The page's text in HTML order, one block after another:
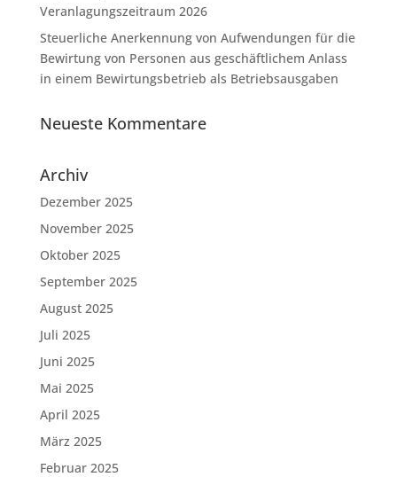
Veranlagungszeitraum 2026
Steuerliche Anerkennung von Aufwendungen für die
Bewirtung von Personen aus geschäftlichem Anlass
in einem Bewirtungsbetrieb als Betriebsausgaben
Neueste Kommentare
Archiv
Dezember 2025
November 2025
Oktober 2025
September 2025
August 2025
Juli 2025
Juni 2025
Mai 2025
April 2025
März 2025
Februar 2025